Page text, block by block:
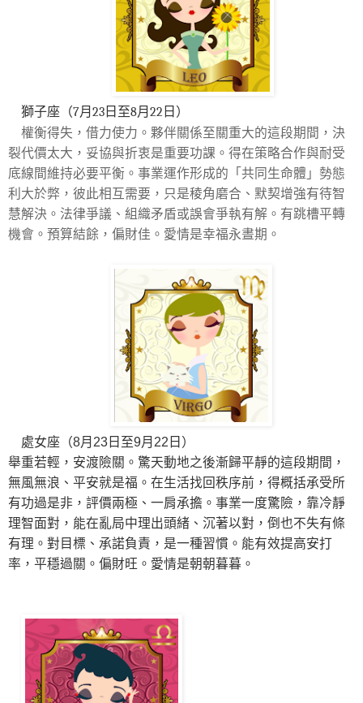
獅子座（7月23日至8月22日）
權衡得失，借力使力。夥伴關係至關重大的這段期間，決
裂代價太大，妥協與折衷是重要功課。得在策略合作與耐受
底線間維持必要平衡。事業運作形成的「共同生命體」勢態
利大於弊，彼此相互需要，只是稜角磨合、默契增強有待智
慧解決。法律爭議、組織矛盾或誤會爭執有解。有跳槽平轉
機會。預算結餘，偏財佳。愛情是幸福永晝期。
處女座（8月23日至9月22日）
舉重若輕，安渡險關。驚天動地之後漸歸平靜的這段期間，
無風無浪、平安就是福。在生活找回秩序前，得概括承受所
有功過是非，評價兩極、一肩承擔。事業一度驚險，靠冷靜
理智面對，能在亂局中理出頭緒、沉著以對，倒也不失有條
有理。對目標、承諾負責，是一種習慣。能有效提高安打
率，平穩過關。偏財旺。愛情是朝朝暮暮。